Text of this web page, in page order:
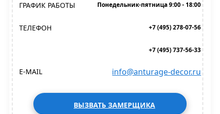
ГРАФИК РАБОТЫ Понедельник-пятница 9:00 - 18:00
ТЕЛЕФОН +7 (495) 278-07-56
+7 (495) 737-56-33
E-MAIL info@anturage-decor.ru
ВЫЗВАТЬ ЗАМЕРЩИКА